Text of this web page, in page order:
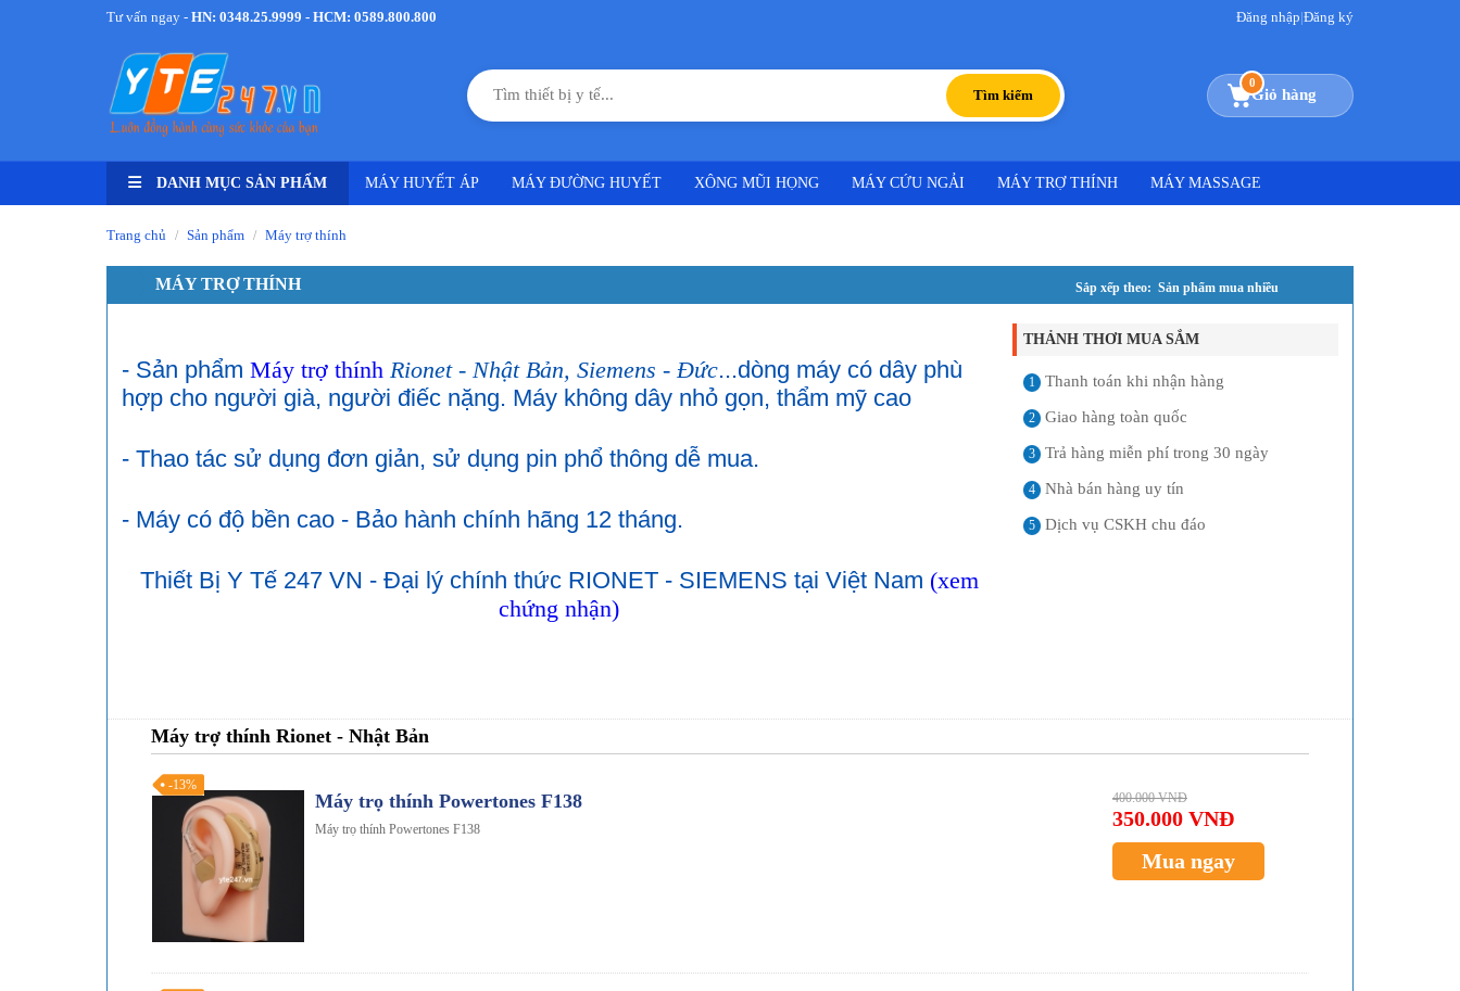
Tư vấn ngay - HN: 0348.25.9999 - HCM: 0589.800.800 Đăng nhập|Đăng ký
Tìm kiếm
0
Giỏ hàng
DANH MỤC SẢN PHẨM MÁY HUYẾT ÁP MÁY ĐƯỜNG HUYẾT XÔNG MŨI HỌNG MÁY CỨU NGẢI MÁY TRỢ THÍNH MÁY MASSAGE
Trang chủ / Sản phẩm / Máy trợ thính
MÁY TRỢ THÍNH Sắp xếp theo: Sản phẩm mua nhiều
- Sản phẩm Máy trợ thính Rionet - Nhật Bản, Siemens - Đức...dòng máy có dây phù
hợp cho người già, người điếc nặng. Máy không dây nhỏ gọn, thẩm mỹ cao
- Thao tác sử dụng đơn giản, sử dụng pin phổ thông dễ mua.
- Máy có độ bền cao - Bảo hành chính hãng 12 tháng.
Thiết Bị Y Tế 247 VN - Đại lý chính thức RIONET - SIEMENS tại Việt Nam (xem
chứng nhận)
THẢNH THƠI MUA SẮM
1 Thanh toán khi nhận hàng
2 Giao hàng toàn quốc
3 Trả hàng miễn phí trong 30 ngày
4 Nhà bán hàng uy tín
5 Dịch vụ CSKH chu đáo
Máy trợ thính Rionet - Nhật Bản
-13%
Máy trọ thính Powertones F138
Máy trọ thính Powertones F138
400.000 VNĐ
350.000 VNĐ
Mua ngay